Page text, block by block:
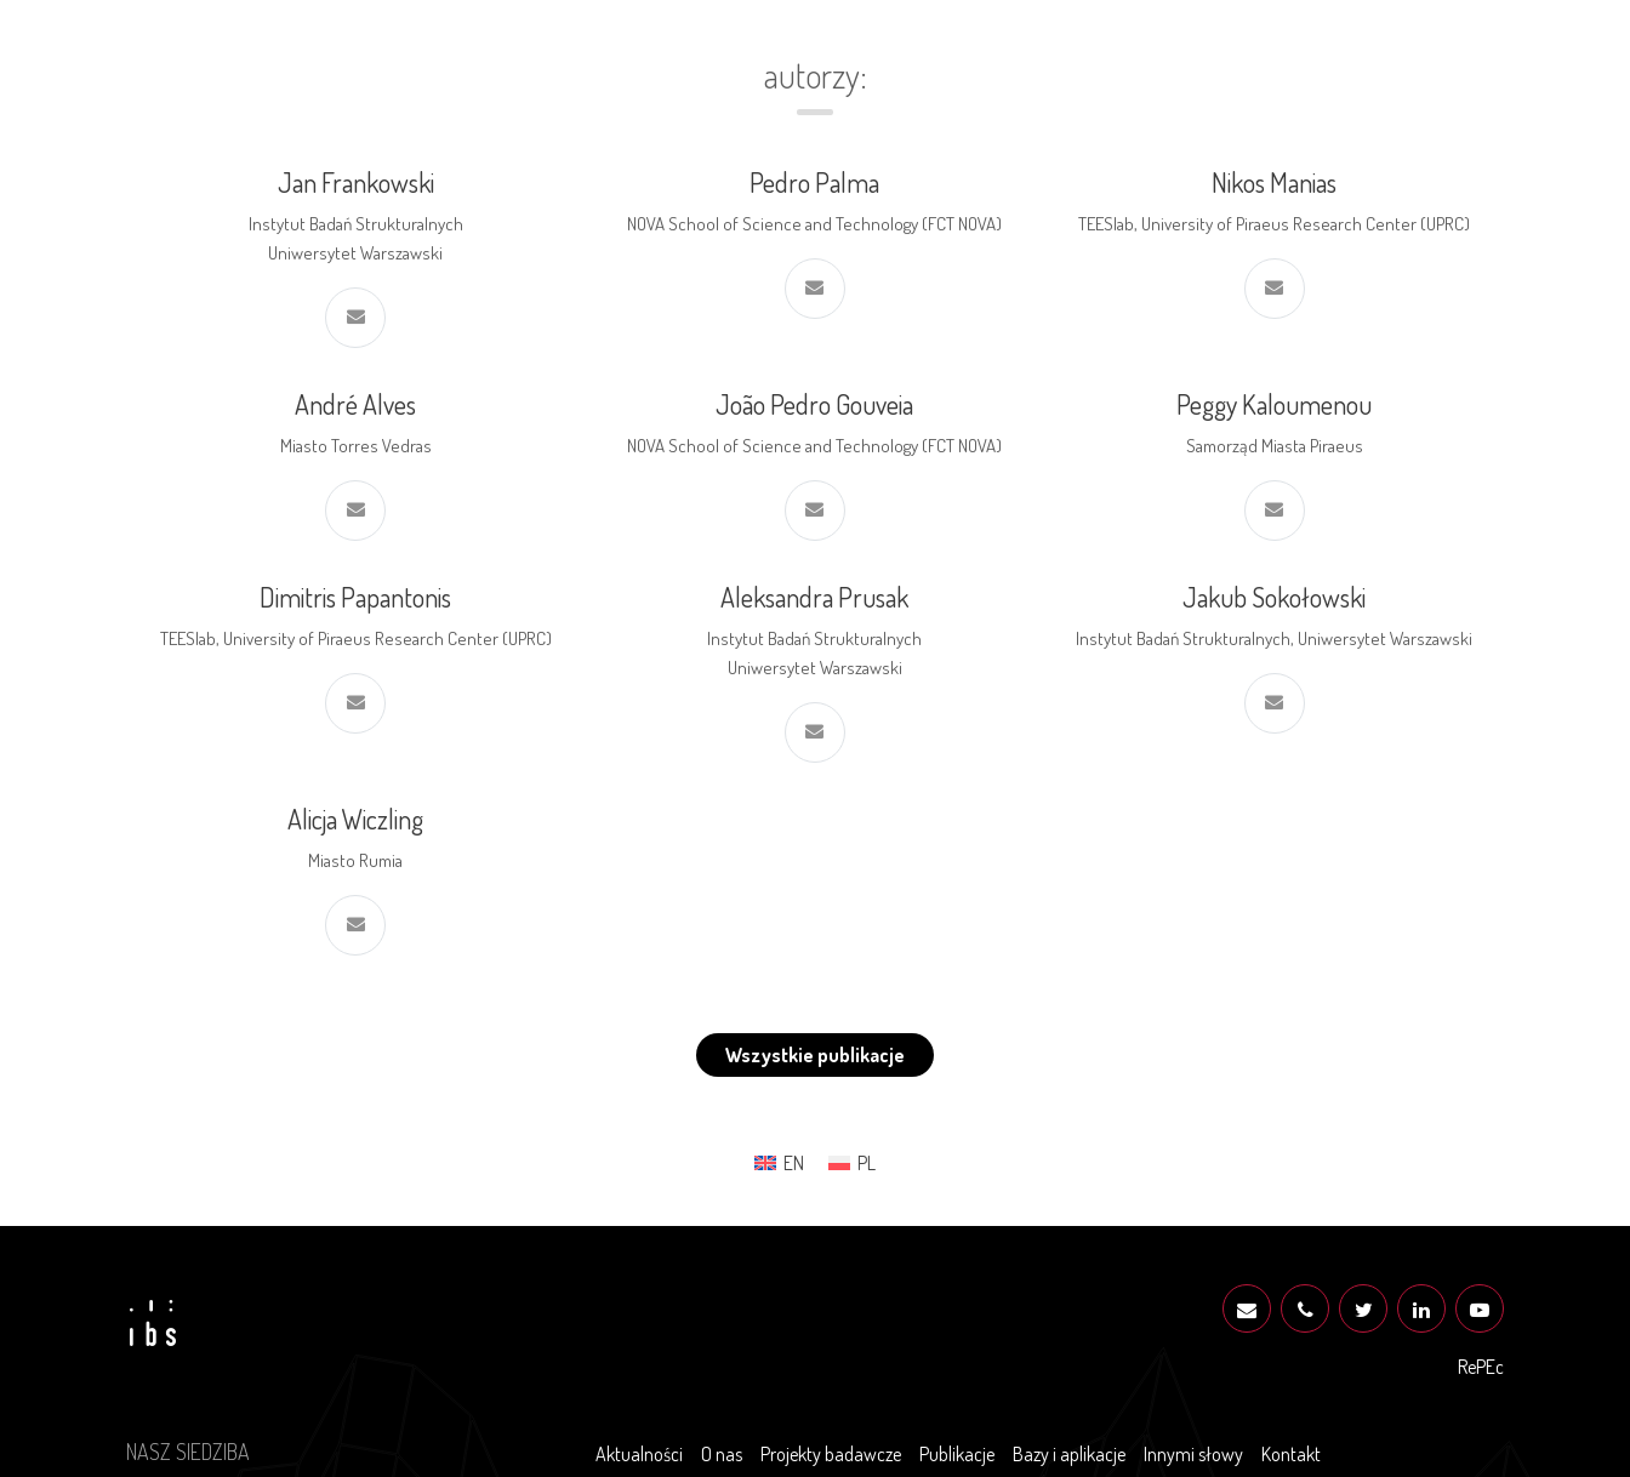
autorzy:
Jan Frankowski
Instytut Badań Strukturalnych
Uniwersytet Warszawski
Pedro Palma
NOVA School of Science and Technology (FCT NOVA)
Nikos Manias
TEESlab, University of Piraeus Research Center (UPRC)
André Alves
Miasto Torres Vedras
João Pedro Gouveia
NOVA School of Science and Technology (FCT NOVA)
Peggy Kaloumenou
Samorząd Miasta Piraeus
Dimitris Papantonis
TEESlab, University of Piraeus Research Center (UPRC)
Aleksandra Prusak
Instytut Badań Strukturalnych
Uniwersytet Warszawski
Jakub Sokołowski
Instytut Badań Strukturalnych, Uniwersytet Warszawski
Alicja Wiczling
Miasto Rumia
Wszystkie publikacje
EN PL
RePEc
NASZ SIEDZIBA Aktualności O nas Projekty badawcze Publikacje Bazy i aplikacje Innymi słowy Kontakt